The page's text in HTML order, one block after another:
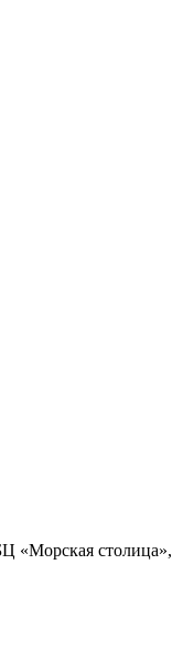
«Морская столица»,